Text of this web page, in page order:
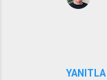
YANITLA